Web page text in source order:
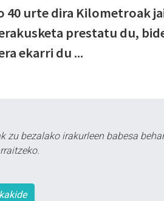
40 urte dira Kilometroak
prestatu du,
ekarri du ...
zu bezalako irakurleen babesa